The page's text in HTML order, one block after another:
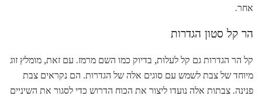
אחר.
הר קל סטון הגדרות
קל הר הגדרות גם קל לעלות, בדיוק כמו השם מרמז. עם זאת, מומלץ זוג
מיוחד של צבת לשמש עם סוגים אלה של הגדרות. הם נקראים צבת
פנינה. צבתות אלה נועדו ליצור את הכוח הדרוש כדי לסגור את השיניים